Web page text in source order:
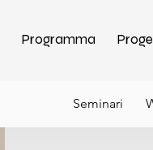
Programma
Seminari